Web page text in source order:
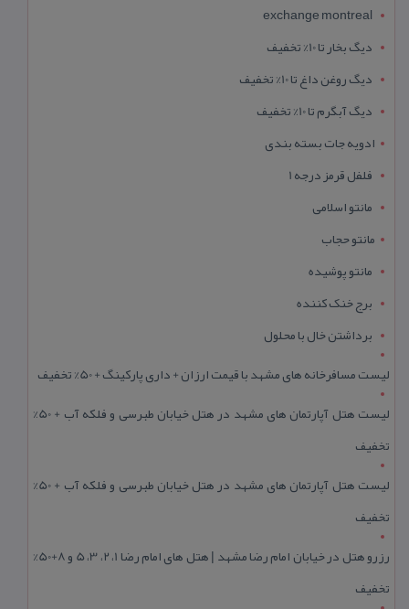
exchange montreal
دیگ بخار تا 10% تخفیف
دیگ روغن داغ تا 10% تخفیف
دیگ آبگرم تا 10% تخفیف
ادویه جات بسته بندی
فلفل قرمز درجه 1
مانتو اسلامی
مانتو حجاب
مانتو پوشیده
برج خنک کننده
برداشتن خال با محلول
لیست مسافرخانه های مشهد با قیمت ارزان + داری پارکینگ + 50% تخفیف
لیست هتل آپارتمان های مشهد در هتل خیابان طبرسی و فلکه آب + 50%
تخفیف
لیست هتل آپارتمان های مشهد در هتل خیابان طبرسی و فلکه آب + 50%
تخفیف
رزرو هتل در خیابان امام رضا مشهد | هتل‌ های امام رضا 1، 2، 3، 5 و 8+50%
تخفیف